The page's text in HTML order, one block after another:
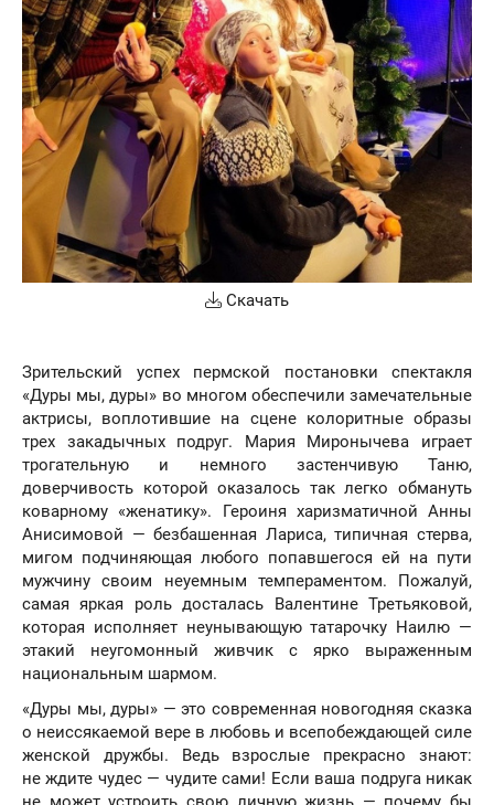
Скачать
Зрительский успех пермской постановки спектакля
«Дуры мы, дуры» во многом обеспечили замечательные
актрисы, воплотившие на сцене колоритные образы
трех закадычных подруг. Мария Миронычева играет
трогательную и немного застенчивую Таню,
доверчивость которой оказалось так легко обмануть
коварному «женатику». Героиня харизматичной Анны
Анисимовой — безбашенная Лариса, типичная стерва,
мигом подчиняющая любого попавшегося ей на пути
мужчину своим неуемным темпераментом. Пожалуй,
самая яркая роль досталась Валентине Третьяковой,
которая исполняет неунывающую татарочку Наилю —
этакий неугомонный живчик с ярко выраженным
национальным шармом.
«Дуры мы, дуры» — это современная новогодняя сказка
о неиссякаемой вере в любовь и всепобеждающей силе
женской дружбы. Ведь взрослые прекрасно знают:
не ждите чудес — чудите сами! Если ваша подруга никак